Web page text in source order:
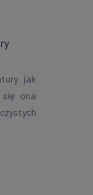
jak
ona